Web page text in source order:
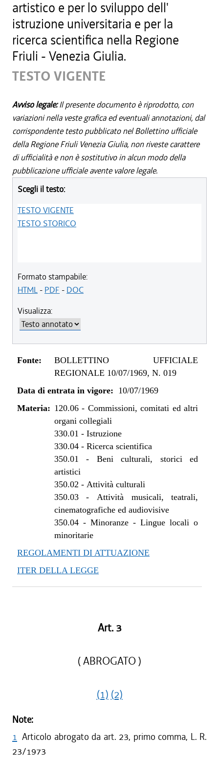
artistico e per lo sviluppo dell'
istruzione universitaria e per la
ricerca scientifica nella Regione
Friuli - Venezia Giulia.
TESTO VIGENTE
Avviso legale:Il presente documento è riprodotto, con
variazioni nella veste grafica ed eventuali annotazioni, dal
corrispondente testo pubblicato nel Bollettino ufficiale
della Regione Friuli Venezia Giulia, non riveste carattere
di ufficialità e non è sostitutivo in alcun modo della
pubblicazione ufficiale avente valore legale.
Scegli il testo:
TESTO VIGENTE
TESTO STORICO
Formato stampabile:
HTML- PDF - DOC
Visualizza:
Fonte:
BOLLETTINO UFFICIALE
REGIONALE 10/07/1969, N. 019
Data di entrata in vigore: 10/07/1969
Materia: 120.06- Commissioni, comitati ed altri
organi collegiali
330.01 - Istruzione
330.04- Ricerca scientifica
350.01 - Beni culturali, storici ed
artistici
350.02 - Attività culturali
350.03-Attività musicali, teatrali,
cinematografiche ed audiovisive
350.04- Minoranze - Lingue locali o
minoritarie
REGOLAMENTI DI ATTUAZIONE
ITER DELLA LEGGE
Art. 3
( ABROGATO )
(1) (2)
Note:
1 Articolo abrogato da art. 23, primo comma, L. R.
23/1973